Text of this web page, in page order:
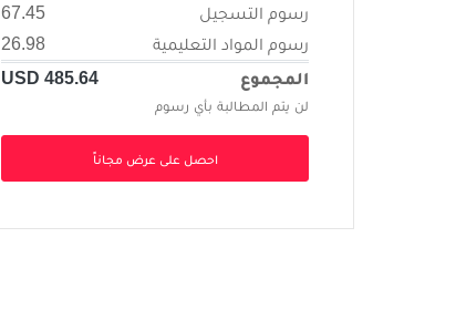
رسوم التسجيل
67.45
رسوم المواد التعليمية
26.98
المجموع
485.64
لن يتم المطالبة بأي رسوم
احصل على عرض مجاناً